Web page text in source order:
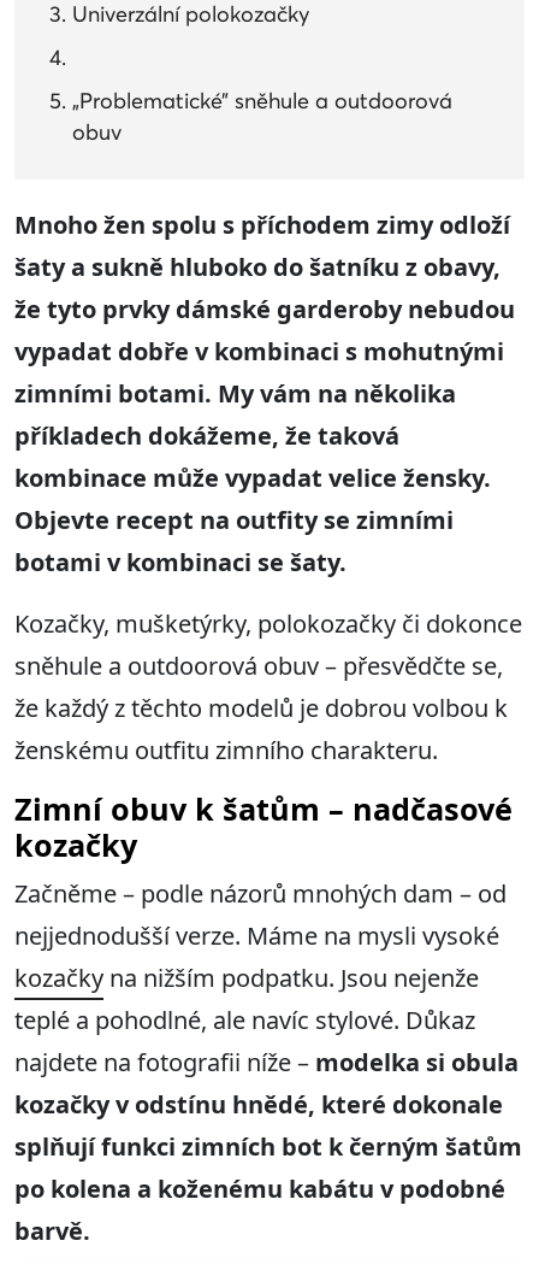
Univerzální polokozačky
„Problematické” sněhule a outdoorová
obuv
Mnoho žen spolu s příchodem zimy odloží
šaty a sukně hluboko do šatníku z obavy,
že tyto prvky dámské garderoby nebudou
vypadat dobře v kombinaci s mohutnými
zimními botami. My vám na několika
příkladech dokážeme, že taková
kombinace může vypadat velice žensky.
Objevte recept na outfity se zimními
botami v kombinaci se šaty.
Kozačky, mušketýrky, polokozačky či dokonce
sněhule a outdoorová obuv – přesvědčte se,
že každý z těchto modelů je dobrou volbou k
ženskému outfitu zimního charakteru.
Zimní obuv k šatům – nadčasové
kozačky
Začněme – podle názorů mnohých dam – od
nejjednodušší verze. Máme na mysli vysoké
kozačky na nižším podpatku. Jsou nejenže
teplé a pohodlné, ale navíc stylové. Důkaz
najdete na fotografii níže – modelka si obula
kozačky v odstínu hnědé, které dokonale
splňují funkci zimních bot k černým šatům
po kolena a koženému kabátu v podobné
barvě.